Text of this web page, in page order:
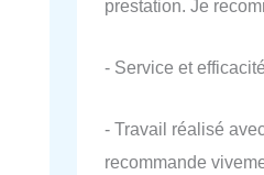
prestation. Je
- Service et
- Travail réalisé
recommande